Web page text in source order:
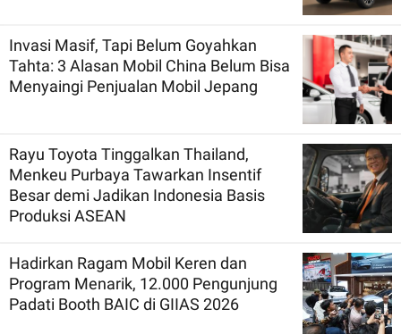
Invasi Masif, Tapi Belum Goyahkan
Tahta: 3 Alasan Mobil China Belum Bisa
Menyaingi Penjualan Mobil Jepang
Rayu Toyota Tinggalkan Thailand,
Menkeu Purbaya Tawarkan Insentif
Besar demi Jadikan Indonesia Basis
Produksi ASEAN
Hadirkan Ragam Mobil Keren dan
Program Menarik, 12.000 Pengunjung
Padati Booth BAIC di GIIAS 2026